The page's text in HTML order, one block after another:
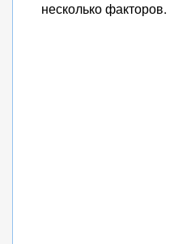
несколько факторов.